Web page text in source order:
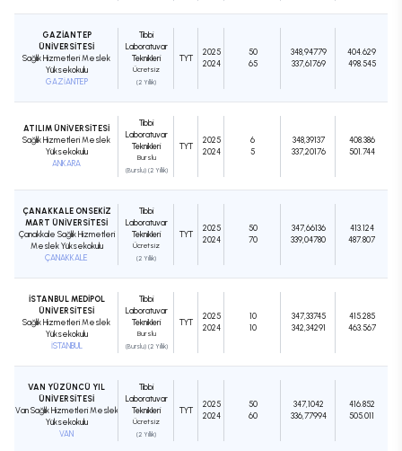
GAZİANTEP
ÜNİVERSİTESİ
Sağlık Hizmetleri Meslek
Yüksekokulu
GAZİANTEP
Tıbbi
Laboratuvar
Teknikleri
Ücretsiz
(2 Yıllık)
TYT
2025
2024
50
65
348,94779
337,61769
404.629
498.545
ATILIM ÜNİVERSİTESİ
Sağlık Hizmetleri Meslek
Yüksekokulu
ANKARA
Tıbbi
Laboratuvar
Teknikleri
Burslu
(Burslu) (2 Yıllık)
TYT
2025
2024
6
5
348,39137
337,20176
408.386
501.744
ÇANAKKALE ONSEKİZ
MART ÜNİVERSİTESİ
Çanakkale Sağlık Hizmetleri
Meslek Yüksekokulu
ÇANAKKALE
Tıbbi
Laboratuvar
Teknikleri
Ücretsiz
(2 Yıllık)
TYT
2025
2024
50
70
347,66136
339,04780
413.124
487.807
İSTANBUL MEDİPOL
ÜNİVERSİTESİ
Sağlık Hizmetleri Meslek
Yüksekokulu
İSTANBUL
Tıbbi
Laboratuvar
Teknikleri
Burslu
(Burslu) (2 Yıllık)
TYT
2025
2024
10
10
347,33745
342,34291
415.285
463.567
VAN YÜZÜNCÜ YIL
ÜNİVERSİTESİ
Van Sağlık Hizmetleri Meslek
Yüksekokulu
VAN
Tıbbi
Laboratuvar
Teknikleri
Ücretsiz
(2 Yıllık)
TYT
2025
2024
50
60
347,1042
336,77994
416.852
505.011